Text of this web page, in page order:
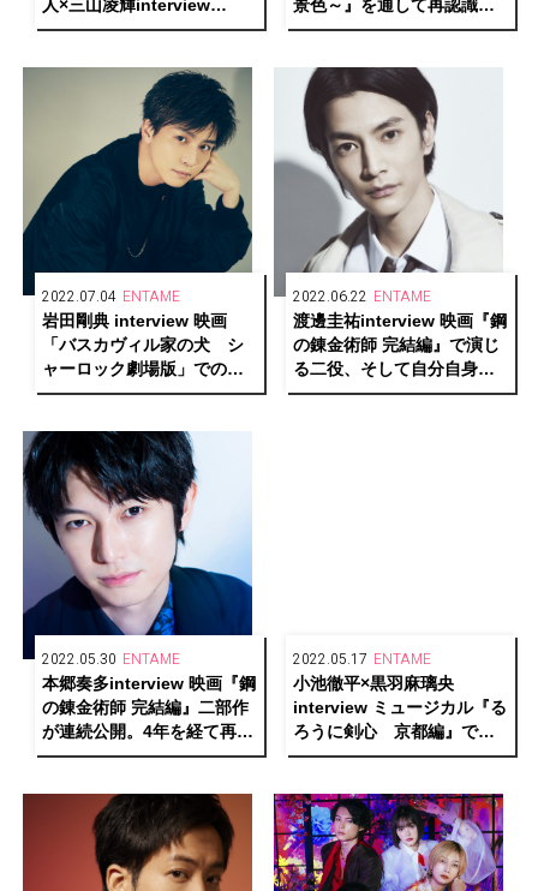
人×三山凌輝interview
『HiGH&LOW THE
景色～』を通して再認識し
たhideへのリスペクト
2022.07.04 ENTAME
岩田剛典 interview 映画
「バスカヴィル家の犬 シ
ャーロック劇場版」での新
たな気づき、そして仕事へ
2022.06.22 ENTAME
渡邊圭祐interview 映画『鋼
の錬金術師 完結編』で演じ
る二役、そして自分自身ー
ー人生の根幹に触れること
2022.05.30 ENTAME
本郷奏多interview 映画『鋼
の錬金術師 完結編』二部作
が連続公開。4年を経て再確
認した本作の魅力と自身の
2022.05.17 ENTAME
小池徹平×黒羽麻璃央
interview ミュージカル『る
ろうに剣心 京都編』で対
峙するふたりが語る、役を